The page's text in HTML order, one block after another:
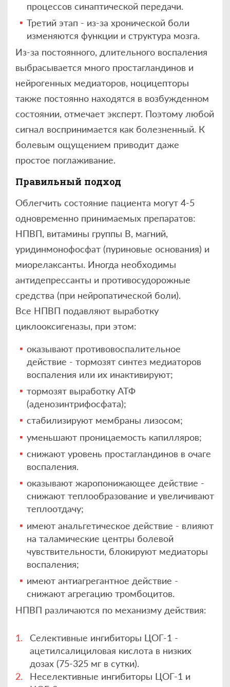
процессов синаптической передачи.
Третий этап - из-за хронической боли
изменяются функции и структура мозга.
Из-за постоянного, длительного воспаления
выбрасывается много простагландинов и
нейрогенных медиаторов, ноцицепторы
также постоянно находятся в возбужденном
состоянии, отмечает эксперт. Поэтому любой
сигнал воспринимается как болезненный. К
болевым ощущением приводит даже
простое поглаживание.
Правильный подход
Облегчить состояние пациента могут 4-5
одновременно принимаемых препаратов:
НПВП, витамины группы В, магний,
уридинмонофосфат (пуриновые основания) и
миорелаксанты. Иногда необходимы
антидепрессанты и противосудорожные
средства (при нейропатической боли).
Все НПВП подавляют выработку
циклооксигеназы, при этом:
оказывают противовоспалительное
действие - тормозят синтез медиаторов
воспаления или их инактивируют;
тормозят выработку АТФ
(аденозинтрифосфата);
стабилизируют мембраны лизосом;
уменьшают проницаемость капилляров;
снижают уровень простагландинов в очаге
воспаления.
оказывают жаропонижающее действие -
снижают теплообразование и увеличивают
теплоотдачу;
имеют анальгетическое действие - влияют
на таламические центры болевой
чувствительности, блокируют медиаторы
воспаления;
имеют антиагрегантное действие -
снижают агрегацию тромбоцитов.
НПВП различаются по механизму действия:
Селективные ингибиторы ЦОГ-1 -
ацетилсалициловая кислота в низких
дозах (75-325 мг в сутки).
Неселективные ингибиторы ЦОГ-1 и